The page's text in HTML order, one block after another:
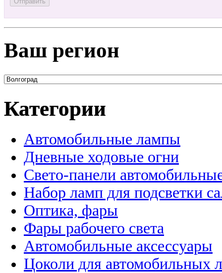
Ваш регион
Категории
Автомобильные лампы
Дневные ходовые огни
Свето-панели
Набор ламп для подсветки
Оптика, фары
Фары рабочего света
Автомобильные аксессуары
Цоколи для автомобильных